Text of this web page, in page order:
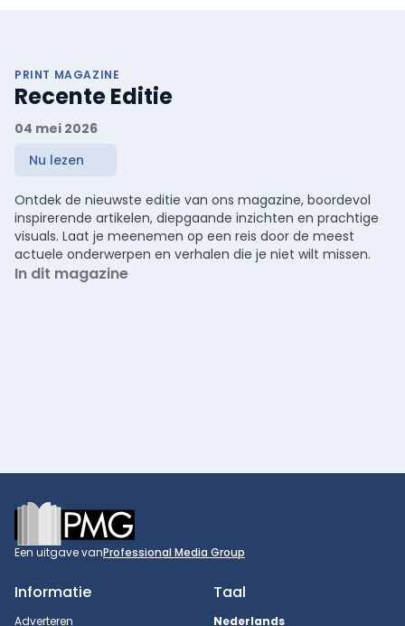
PRINT MAGAZINE
Recente Editie
04 mei 2026
Nu lezen
Ontdek de nieuwste editie van ons magazine, boordevol
inspirerende artikelen, diepgaande inzichten en prachtige
visuals. Laat je meenemen op een reis door de meest
actuele onderwerpen en verhalen die je niet wilt missen.
In dit magazine
Footer
Een uitgave vanProfessional Media Group
Informatie
Adverteren
Taal
Nederlands